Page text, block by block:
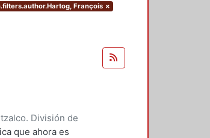
François ×
División de
Berlanga,
que ahora es